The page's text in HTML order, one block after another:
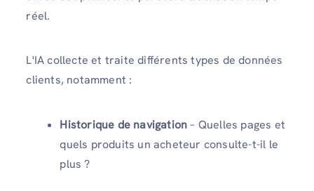
réel.
L'IA collecte et traite différents types de données
clients, notamment :
Historique de navigation– Quelles pages et
quels produits un acheteur consulte-t-il le
plus ?